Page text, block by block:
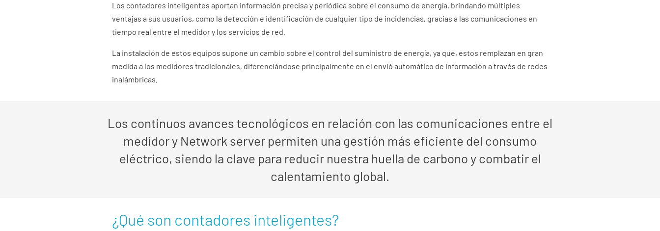
Los contadores inteligentes aportan información precisa y periódica sobre el consumo de energía, brindando múltiples
ventajas a sus usuarios, como la detección e identificación de cualquier tipo de incidencias, gracias a las comunicaciones en
tiempo real entre el medidor y los servicios de red.
La instalación de estos equipos supone un cambio sobre el control del suministro de energía, ya que, estos remplazan en gran
medida a los medidores tradicionales, diferenciándose principalmente en el envió automático de información a través de redes
inalámbricas.
Los continuos avances tecnológicos en relación con las comunicaciones entre el
medidor y Network server permiten una gestión más eficiente del consumo
eléctrico, siendo la clave para reducir nuestra huella de carbono y combatir el
calentamiento global.
¿Qué son contadores inteligentes?